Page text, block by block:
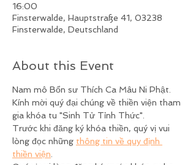
16:00
Finsterwalde, Hauptstraße 41, 03238
Finsterwalde, Deutschland
About this Event
Nam mô Bổn sư Thích Ca Mâu Ni Phật.
Kính mời quý đại chúng về thiền viện tham
gia khóa tu "Sinh Tử Tỉnh Thức".
Trước khi đăng ký khóa thiền, quý vị vui
lòng đọc những thông tin về quy định
thiền viện